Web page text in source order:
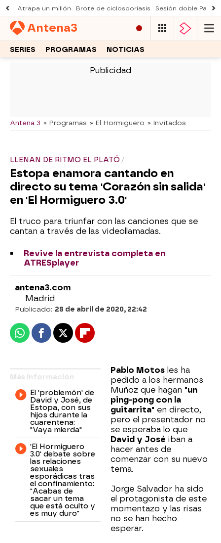
Atrapa un millón Brote de ciclosporiasis Sesión doble
Antena3
SERIES PROGRAMAS NOTICIAS
Antena 3 » Programas » El Hormiguero » Invitados
LLENAN DE RITMO EL PLATÓ
Estopa enamora cantando en
directo su tema 'Corazón sin salida'
en 'El Hormiguero 3.0'
El truco para triunfar con las canciones que se
cantan a través de las videollamadas.
Revive la entrevista completa en
ATRESplayer
antena3.com
Madrid
Publicado: 28 de abril de 2020, 22:42
WhatsappFacebook
X Flipboard
Más información
El 'problemón' de
David y José, de
Estopa, con sus
hijos durante la
cuarentena:
"Vaya mierda"
'El Hormiguero
3.0' debate sobre
las relaciones
sexuales
esporádicas tras
el confinamiento:
"Acabas de
sacar un tema
que está oculto y
es muy duro"
Pablo Motos les ha
pedido a los hermanos
Muñoz que hagan "un
ping-pong con la
guitarrita" en directo,
pero el presentador no
se esperaba lo que
David y José iban a
hacer antes de
comenzar con su nuevo
tema.
Jorge Salvador ha sido
el protagonista de este
momentazo y las risas
no se han hecho
esperar.